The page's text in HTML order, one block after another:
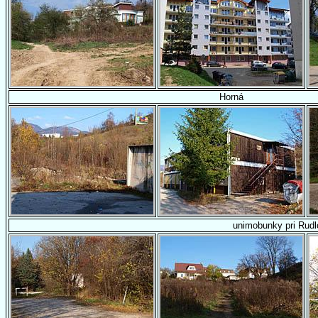
Horná
unimobunky pri